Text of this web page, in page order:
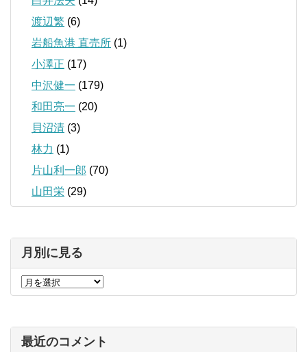
渡辺繁 (6)
岩船魚港 直売所 (1)
小澤正 (17)
中沢健一 (179)
和田亮一 (20)
貝沼清 (3)
林力 (1)
片山利一郎 (70)
山田栄 (29)
月別に見る
最近のコメント